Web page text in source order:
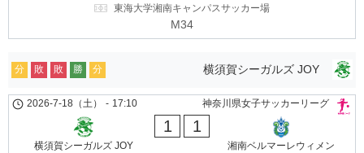
東海大学湘南キャンパスサッカー場
M34
横須賀シーガルズ JOY
分 敗 敗 勝 分
神奈川県女子サッカーリーグ
2026-7-18（土） - 17:10
横須賀シーガルズ JOY
1 1
湘南ベルマーレウィメン